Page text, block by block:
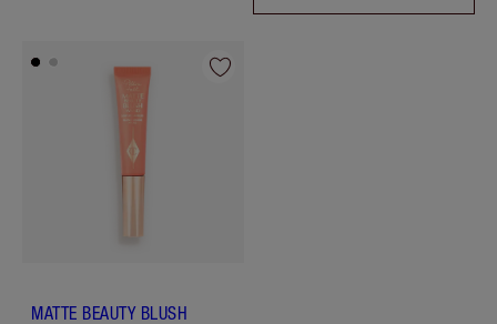
MATTE BEAUTY BLUSH